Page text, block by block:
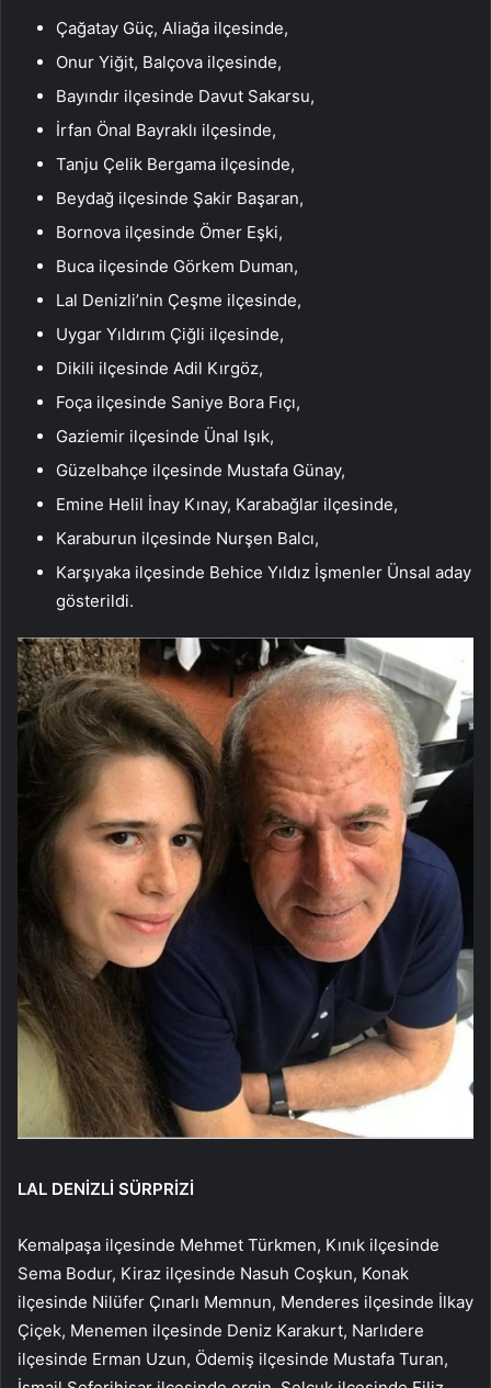
Çağatay Güç, Aliağa ilçesinde,
Onur Yiğit, Balçova ilçesinde,
Bayındır ilçesinde Davut Sakarsu,
İrfan Önal Bayraklı ilçesinde,
Tanju Çelik Bergama ilçesinde,
Beydağ ilçesinde Şakir Başaran,
Bornova ilçesinde Ömer Eşki,
Buca ilçesinde Görkem Duman,
Lal Denizli’nin Çeşme ilçesinde,
Uygar Yıldırım Çiğli ilçesinde,
Dikili ilçesinde Adil Kırgöz,
Foça ilçesinde Saniye Bora Fıçı,
Gaziemir ilçesinde Ünal Işık,
Güzelbahçe ilçesinde Mustafa Günay,
Emine Helil İnay Kınay, Karabağlar ilçesinde,
Karaburun ilçesinde Nurşen Balcı,
Karşıyaka ilçesinde Behice Yıldız İşmenler Ünsal aday
gösterildi.
LAL DENİZLİ SÜRPRİZİ
Kemalpaşa ilçesinde Mehmet Türkmen, Kınık ilçesinde
Sema Bodur, Kiraz ilçesinde Nasuh Coşkun, Konak
ilçesinde Nilüfer Çınarlı Memnun, Menderes ilçesinde İlkay
Çiçek, Menemen ilçesinde Deniz Karakurt, Narlıdere
ilçesinde Erman Uzun, Ödemiş ilçesinde Mustafa Turan,